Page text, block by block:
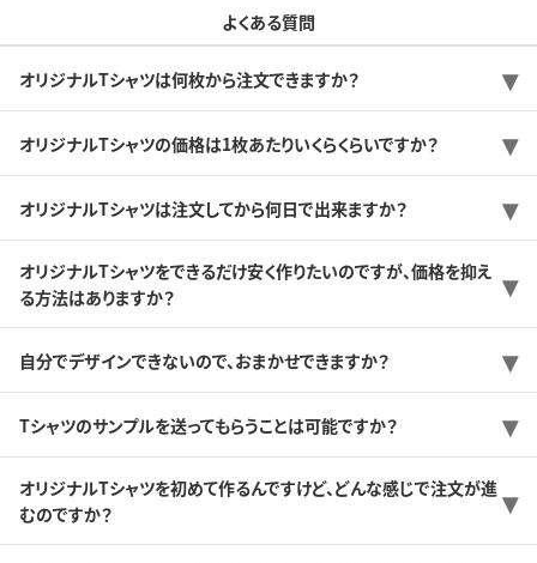
よくある質問
オリジナルTシャツは何枚から注文できますか？
オリジナルTシャツの価格は1枚あたりいくらくらいですか？
オリジナルTシャツは注文してから何日で出来ますか？
オリジナルTシャツをできるだけ安く作りたいのですが、価格を抑え
る方法はありますか？
自分でデザインできないので、おまかせできますか？
Tシャツのサンプルを送ってもらうことは可能ですか？
オリジナルTシャツを初めて作るんですけど、どんな感じで注文が進
むのですか？